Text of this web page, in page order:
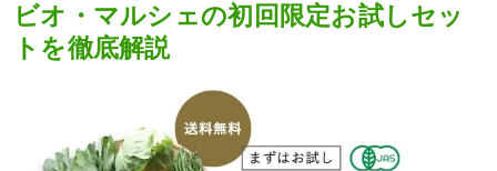
ビオ・マルシェの初回限定お試しセッ
トを徹底解説